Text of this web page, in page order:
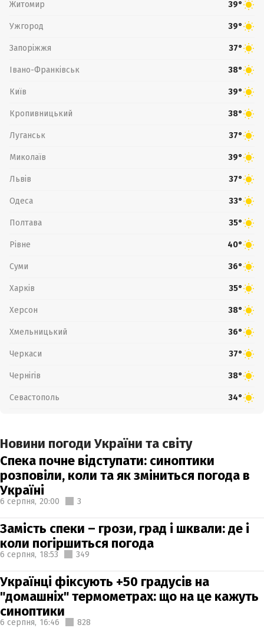
Житомир 39°
Ужгород 39°
Запоріжжя 37°
Івано-Франківськ 38°
Київ 39°
Кропивницький 38°
Луганськ 37°
Миколаїв 39°
Львів 37°
Одеса 33°
Полтава 35°
Рівне 40°
Суми 36°
Харків 35°
Херсон 38°
Хмельницький 36°
Черкаси 37°
Чернігів 38°
Севастополь 34°
Новини погоди України та світу
Спека почне відступати: синоптики
розповіли, коли та як зміниться погода в
Україні
6 серпня, 20:00 3
Замість спеки – грози, град і шквали: де і
коли погіршиться погода
6 серпня, 18:53 349
Українці фіксують +50 градусів на
"домашніх" термометрах: що на це кажуть
синоптики
6 серпня, 16:46 828